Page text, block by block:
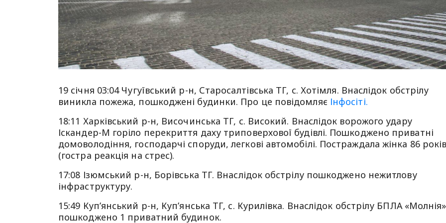
19 січня 03:04 Чугуївський р-н, Старосалтівська ТГ, с. Хотімля. Внаслідок обстрілу
виникла пожежа, пошкоджені будинки. Про це повідомляє Інфосіті.
18:11 Харківський р-н, Височинська ТГ, с. Високий. Внаслідок ворожого удару
Іскандер-М горіло перекриття даху триповерхової будівлі. Пошкоджено приватні
домоволодіння, господарчі споруди, легкові автомобілі. Постраждала жінка 86
(гостра реакція на стрес).
17:08 Ізюмський р-н, Борівська ТГ. Внаслідок обстрілу пошкоджено нежитлову
інфраструктуру.
15:49 Куп’янський р-н, Куп’янська ТГ, с. Курилівка. Внаслідок обстрілу БПЛА «Молнія»
пошкоджено 1 приватний будинок.